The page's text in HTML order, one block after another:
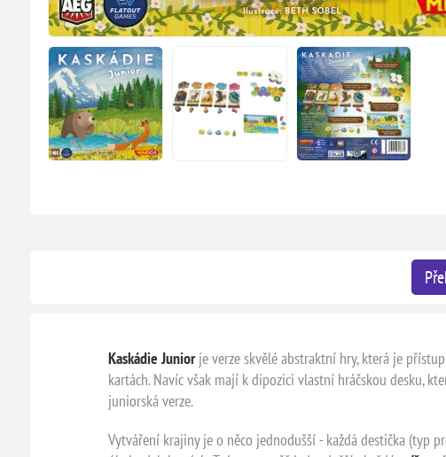
Kaskádie Juniorje verze skvělé abstraktní hry, která je
kartách. Navíc však mají k dipozici vlastní hráčskou desku,
juniorská verze.
Vytváření krajiny je o něco jednodušší - každá destička (typ